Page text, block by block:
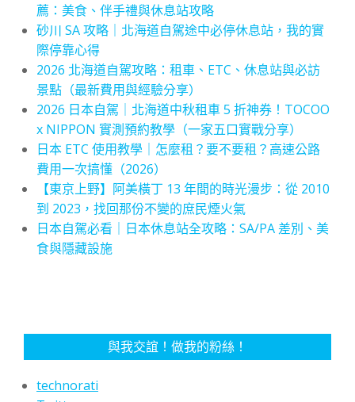
薦：美食、伴手禮與休息站攻略
砂川 SA 攻略｜北海道自駕途中必停休息站，我的實
際停靠心得
2026 北海道自駕攻略：租車、ETC、休息站與必訪
景點（最新費用與經驗分享）
2026 日本自駕｜北海道中秋租車 5 折神券！TOCOO
x NIPPON 實測預約教學（一家五口實戰分享）
日本 ETC 使用教學｜怎麼租？要不要租？高速公路
費用一次搞懂（2026）
【東京上野】阿美橫丁 13 年間的時光漫步：從 2010
到 2023，找回那份不變的庶民煙火氣
日本自駕必看｜日本休息站全攻略：SA/PA 差別、美
食與隱藏設施
與我交誼！做我的粉絲！
technorati